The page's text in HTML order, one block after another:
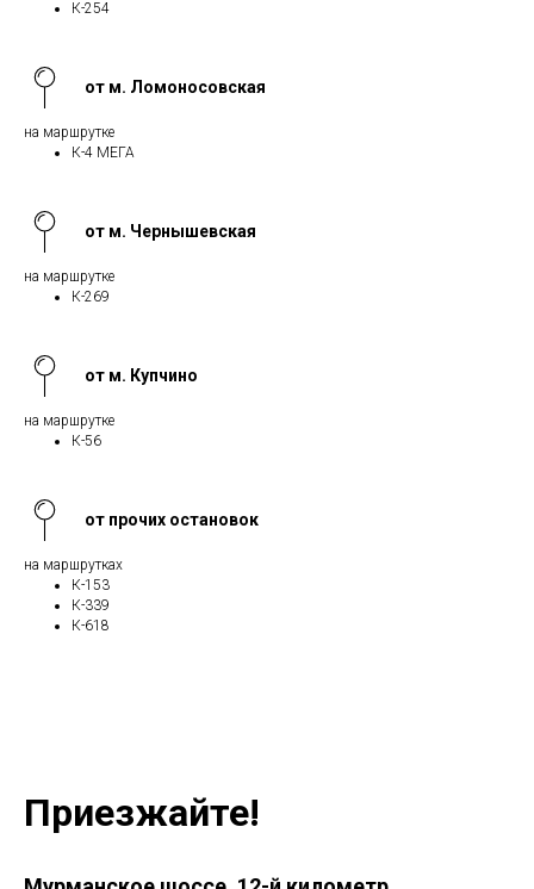
К-254
от м. Ломоносовская
на маршрутке
К-4 МЕГА
от м. Чернышевская
на маршрутке
К-269
от м. Купчино
на маршрутке
К-56
от прочих остановок
на маршрутках
К-153
К-339
К-618
Приезжайте!